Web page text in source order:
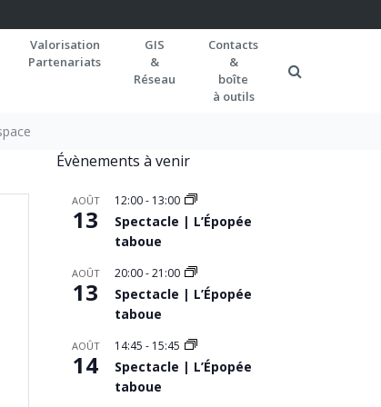
Valorisation
Partenariats
GIS
&
Réseau
Contacts
&
boîte
à outils
Évènements à venir
AOÛT
13
12:00- 13:00
Spectacle | L’Épopée
taboue
AOÛT
13
20:00-21:00
Spectacle | L’Épopée
taboue
AOÛT
14
14:45 - 15:45
Spectacle | L’Épopée
taboue